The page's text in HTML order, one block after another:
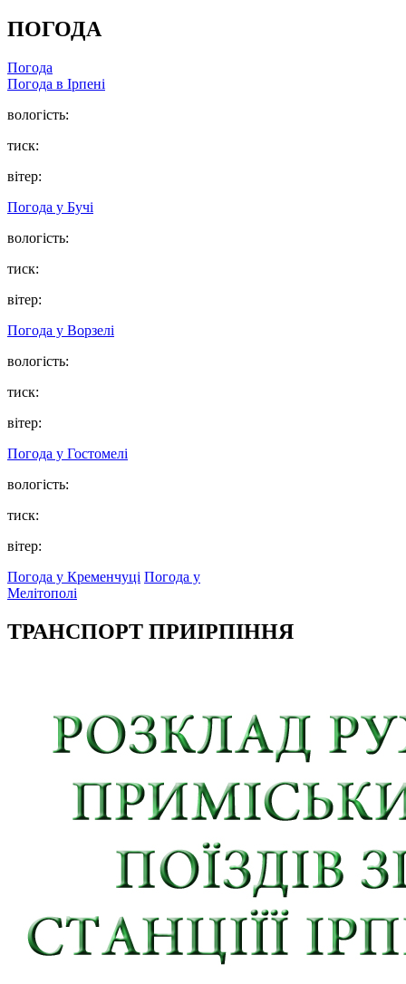
ПОГОДА
Погода
Погода в Ірпені
вологість:
тиск:
вітер:
Погода у Бучі
вологість:
тиск:
вітер:
Погода у Ворзелі
вологість:
тиск:
вітер:
Погода у Гостомелі
вологість:
тиск:
вітер:
Погода у Кременчуці Погода у
Мелітополі
ТРАНСПОРТ ПРИІРПІННЯ